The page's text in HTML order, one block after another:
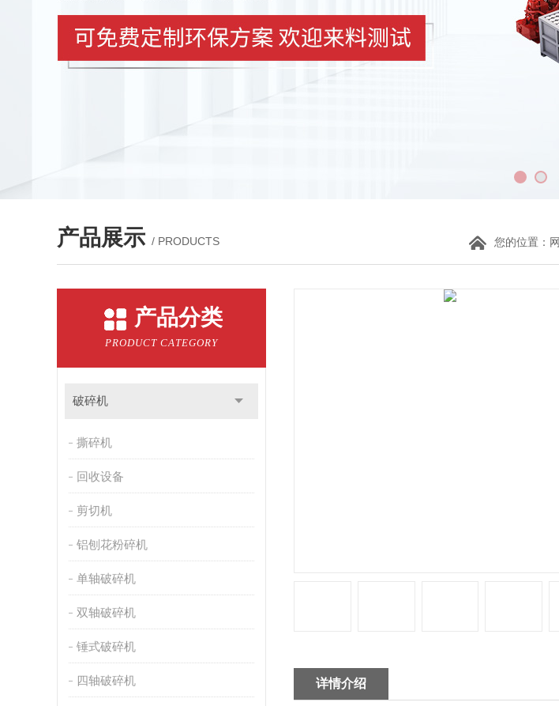
产品展示 / PRODUCTS 您的位置：
产品分类
PRODUCT CATEGORY
破碎机
撕碎机
回收设备
剪切机
铝刨花粉碎机
单轴破碎机
双轴破碎机
锤式破碎机
四轴破碎机 详情介绍